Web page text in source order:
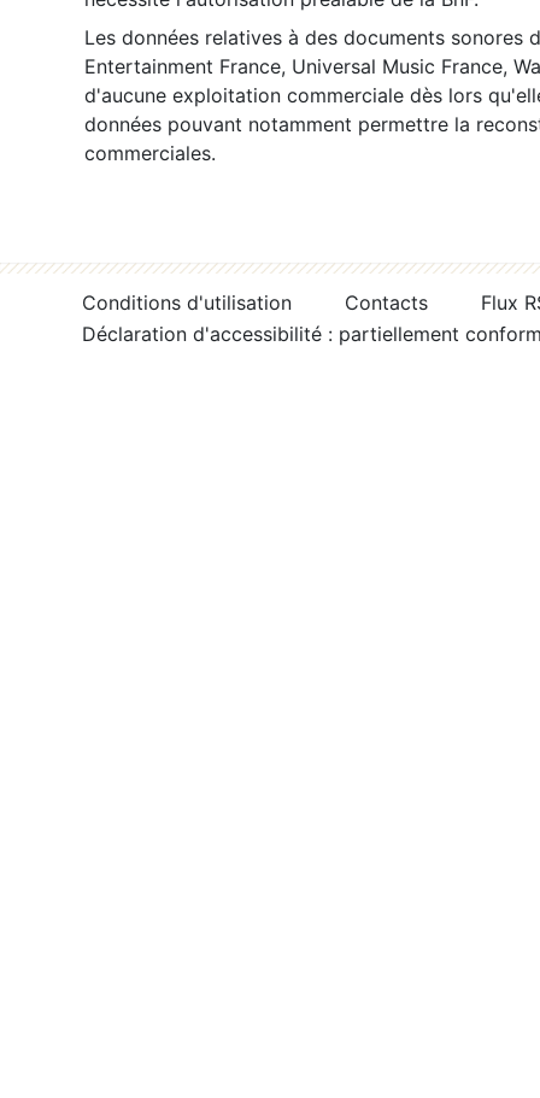
Les données relatives à des documents sonores
Entertainment France, Universal Music France,
d'aucune exploitation commerciale dès lors
données pouvant notamment permettre la
commerciales.
Conditions d'utilisation Contacts
Flux
Déclaration d'accessibilité : partiellement